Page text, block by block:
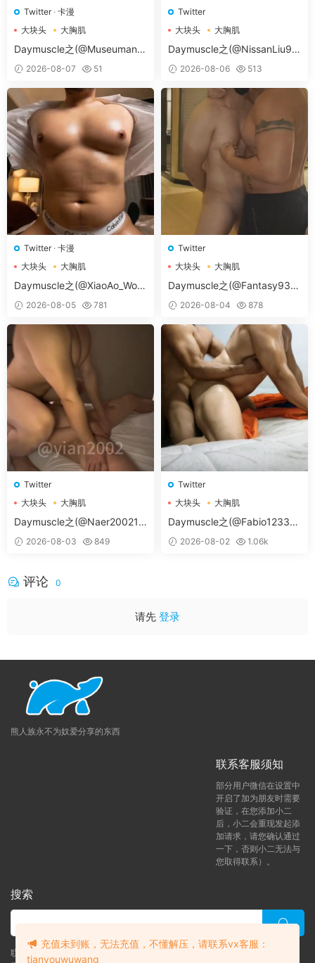
Twitter· 卡漫
大块头
大胸肌
大胸肌肉男
Daymuscle之(@Museumans-
@Museuman）
2026-08-07 51
Twitter
大块头
大胸肌
大胸肌肉男
Daymuscle之(@NissanLiu98
-@Nissan98）
2026-08-06 513
Twitter· 卡漫
大块头
大胸肌
大胸肌肉男
Daymuscle之(@XiaoAo_Worl
d-@XiaoAo.art）
2026-08-05 781
Twitter
大块头
大胸肌
大胸肌肉男
Daymuscle之(@Fantasy938
15579-@孔控Kong）
2026-08-04 878
Twitter
大块头
大胸肌
大胸肌肉男
Daymuscle之(@Naer20021-
@纳尔）
2026-08-03 849
Twitter
大块头
大胸肌
大胸肌肉男
Daymuscle之(@Fabio12333-
@辛叔是个G）
2026-08-02 1.06k
评论 0
请先 登录
熊人族永不为奴爱分享的东西
联系客服须知
部分用户微信在设置中
开启了加为朋友时需要
验证，在您添加小二
后，小二会重现发起添
加请求，请您确认通过
一下，否则小二无法与
您取得联系）。
搜索
联系客服 (添加后告诉客服-来自熊人族咨询问题)
充值未到账，无法充值，不懂解压，请联系vx客服：
tianyouwuwang